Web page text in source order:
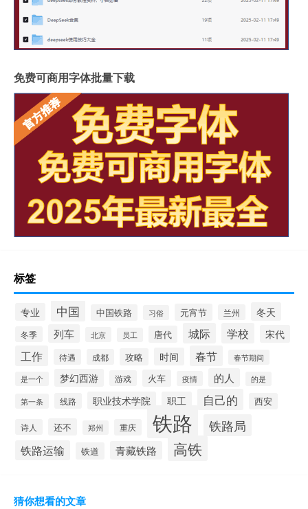
免费可商用字体批量下载
标签
专业 中国 中国铁路 习俗 元宵节 兰州 冬天
冬季 列车 北京 员工 唐代 城际 学校 宋代
工作 待遇 成都 攻略 时间 春节 春节期间
是一个 梦幻西游 游戏 火车 疫情 的人 的是
第一条 线路 职业技术学院 职工 自己的 西安
诗人 还不 郑州 重庆 铁路 铁路局
铁路运输 铁道 青藏铁路 高铁
猜你想看的文章